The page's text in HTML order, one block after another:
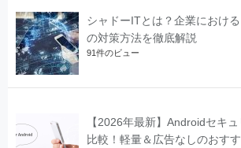
シャドーITとは？企業におけ
の対策方法を徹底解説
91件のビュー
【2026年最新】Androidセキ
比較！軽量＆広告なしのおす